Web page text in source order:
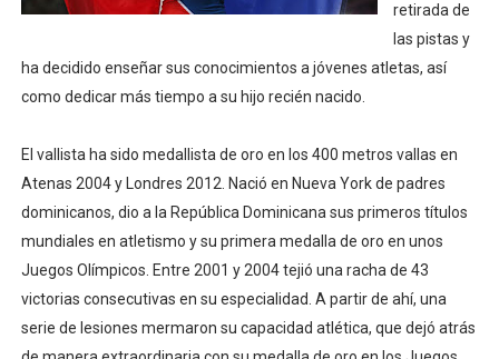
Athletes Unlimited Softball League 2026 - Las Utah
Mundial de piragüismo slalom 2026 (Oklahoma City,
Mundial de Fórmula 1 2026 - Lando Norris consigue
Campeonato de Europa de saltos 2026 (París,
retirada de
las pistas y
ha decidido enseñar sus conocimientos a jóvenes atletas, así
como dedicar más tiempo a su hijo recién nacido.
El vallista ha sido medallista de oro en los 400 metros vallas en
Atenas 2004 y Londres 2012. Nació en Nueva York de padres
dominicanos, dio a la República Dominicana sus primeros títulos
mundiales en atletismo y su primera medalla de oro en unos
Juegos Olímpicos. Entre 2001 y 2004 tejió una racha de 43
victorias consecutivas en su especialidad. A partir de ahí, una
serie de lesiones mermaron su capacidad atlética, que dejó atrás